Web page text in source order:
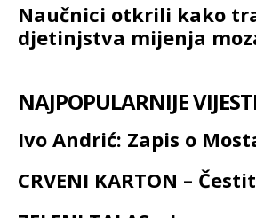
Naučnici otkrili kako
djetinjstva mijenja
NAJPOPULARNIJE
Ivo Andrić: Zapis o
CRVENI KARTON –